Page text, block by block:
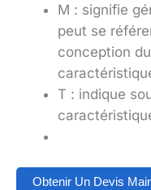
M : signifie
peut se
conception
T : indique
Obtenir Un Devis